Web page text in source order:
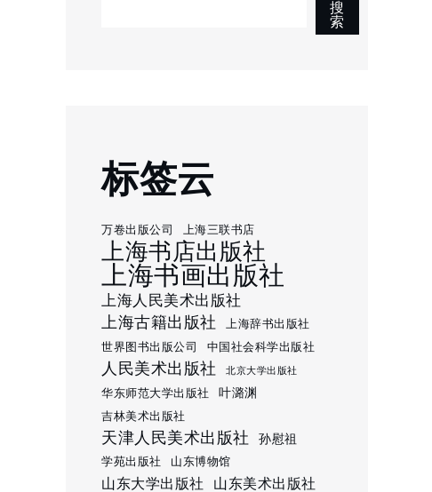
搜
索
标签云
万卷出版公司 上海三联书店
上海书店出版社
上海书画出版社
上海人民美术出版社
上海古籍出版社
上海辞书出版社
世界图书出版公司
中国社会科学出版社
人民美术出版社 北京大学出版社
华东师范大学出版社 叶潞渊
吉林美术出版社
天津人民美术出版社 孙慰祖
学苑出版社 山东博物馆
山东大学出版社 山东美术出版社